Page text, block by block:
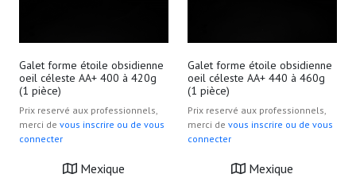
Galet forme étoile obsidienne
oeil céleste AA+ 400 à 420g
(1 pièce)
Prix reservé aux professionnels,
merci de vous inscrire ou de vous
connecter
Mexique
Galet forme étoile obsidienne
oeil céleste AA+ 440 à 460g
(1 pièce)
Prix reservé aux professionnels,
merci de vous inscrire ou de vous
connecter
Mexique